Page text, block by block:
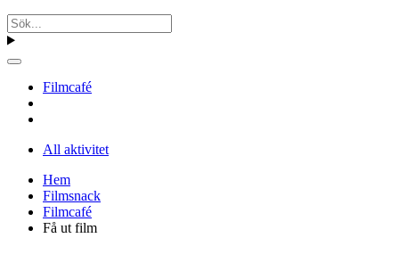
Filmcafé
All aktivitet
Hem
Filmsnack
Filmcafé
Få ut film